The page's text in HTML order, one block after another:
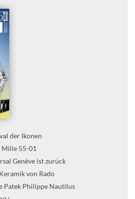
der Ikonen
Mille 55-01
Genève ist zurück
von Rado
Patek Philippe Nautilus